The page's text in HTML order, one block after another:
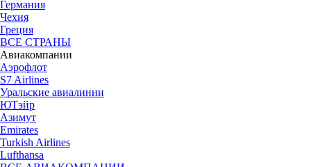
Германия
Чехия
Греция
ВСЕ СТРАНЫ
Авиакомпании
Аэрофлот
S7 Airlines
Уральские авиалинии
ЮТэйр
Азимут
Emirates
Turkish Airlines
Lufthansa